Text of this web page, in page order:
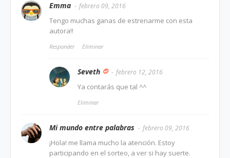
Emma febrero 09, 2016
Tengo muchas ganas de estrenarme con esta
autora!!
Responder Eliminar
Seveth febrero 12, 2016
Ya contarás que tal ^^
Eliminar
Mi mundo entre palabras febrero 09, 2016
¡Hola! me llama mucho la atención. Estoy
participando en el sorteo, a ver si hay suerte.